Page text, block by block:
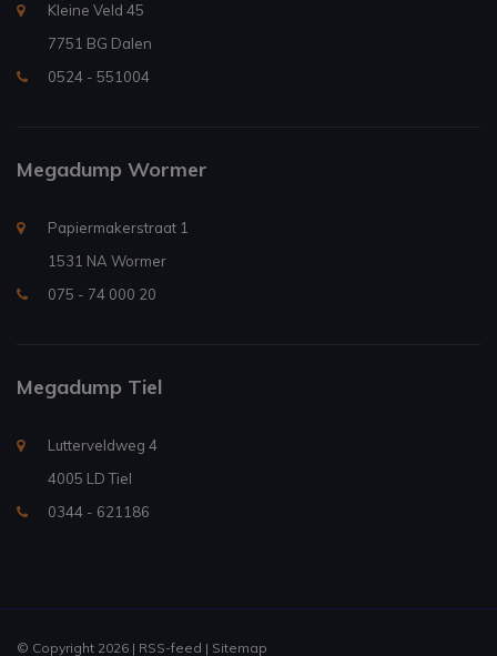
Kleine Veld 45
7751 BG Dalen
0524 - 551004
Megadump Wormer
Papiermakerstraat 1
1531 NA Wormer
075 - 74 000 20
Megadump Tiel
Lutterveldweg 4
4005 LD Tiel
0344 - 621186
© Copyright 2026 | RSS-feed | Sitemap